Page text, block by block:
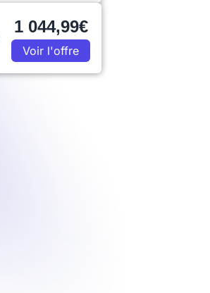
1 044,99€
Voir l'offre